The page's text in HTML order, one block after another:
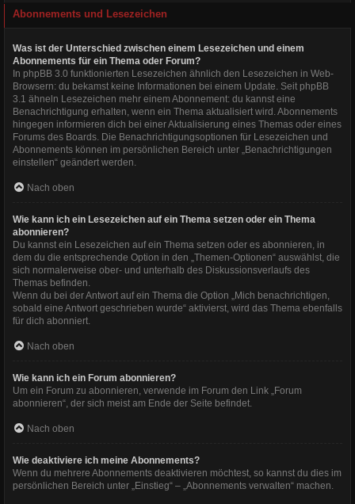
Abonnements und Lesezeichen
Was ist der Unterschied zwischen einem Lesezeichen und einem
Abonnements für ein Thema oder Forum?
In phpBB 3.0 funktionierten Lesezeichen ähnlich den Lesezeichen in Web-
Browsern: du bekamst keine Informationen bei einem Update. Seit phpBB
3.1 ähneln Lesezeichen mehr einem Abonnement: du kannst eine
Benachrichtigung erhalten, wenn ein Thema aktualisiert wird. Abonnements
hingegen informieren dich bei einer Aktualisierung eines Themas oder eines
Forums des Boards. Die Benachrichtigungsoptionen für Lesezeichen und
Abonnements können im persönlichen Bereich unter „Benachrichtigungen
einstellen“ geändert werden.
Nach oben
Wie kann ich ein Lesezeichen auf ein Thema setzen oder ein Thema
abonnieren?
Du kannst ein Lesezeichen auf ein Thema setzen oder es abonnieren, in
dem du die entsprechende Option in den „Themen-Optionen“ auswählst, die
sich normalerweise ober- und unterhalb des Diskussionsverlaufs des
Themas befinden.
Wenn du bei der Antwort auf ein Thema die Option „Mich benachrichtigen,
sobald eine Antwort geschrieben wurde“ aktivierst, wird das Thema ebenfalls
für dich abonniert.
Nach oben
Wie kann ich ein Forum abonnieren?
Um ein Forum zu abonnieren, verwende im Forum den Link „Forum
abonnieren“, der sich meist am Ende der Seite befindet.
Nach oben
Wie deaktiviere ich meine Abonnements?
Wenn du mehrere Abonnements deaktivieren möchtest, so kannst du dies im
persönlichen Bereich unter „Einstieg“ – „Abonnements verwalten“ machen.